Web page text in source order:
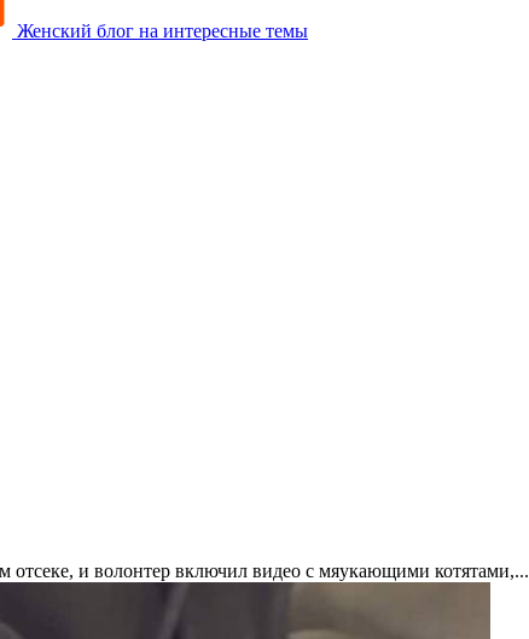
Женский блог на интересные темы
отсеке, и волонтер включил видео с мяукающими котятами,...